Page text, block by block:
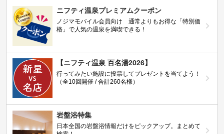
ニフティ温泉プレミアムクーポン
ノジマモバイル会員向け 通常よりもお得な「特別価
格」で人気の温泉を満喫できる！
【ニフティ温泉 百名湯2026】
行ってみたい施設に投票してプレゼントを当てよう！
（全10回開催 / 合計260名様）
岩盤浴特集
日本全国の岩盤浴情報だけをピックアップ。まとめて